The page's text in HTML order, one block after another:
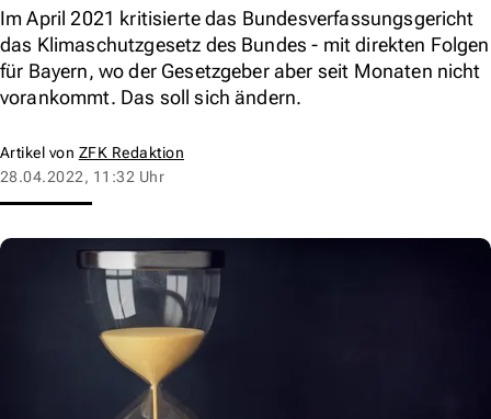
Im April 2021 kritisierte das Bundesverfassungsgericht
das Klimaschutzgesetz des Bundes - mit direkten Folgen
für Bayern, wo der Gesetzgeber aber seit Monaten nicht
vorankommt. Das soll sich ändern.
Artikel von ZFK Redaktion
28.04.2022, 11:32 Uhr